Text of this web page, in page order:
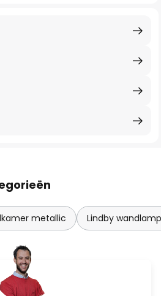
metallic Lindby